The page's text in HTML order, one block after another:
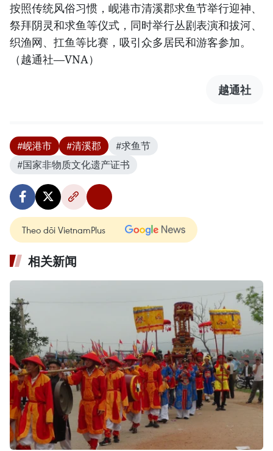
按照传统风俗习惯，岘港市清溪郡求鱼节举行迎神、
祭拜阴灵和求鱼等仪式，同时举行丛剧表演和拔河、
织渔网、扛鱼等比赛，吸引众多居民和游客参加。
（越通社—VNA）
越通社
#岘港市 #清溪郡
#求鱼节
#国家非物质文化遗产证书
Theo dõi VietnamPlus
相关新闻